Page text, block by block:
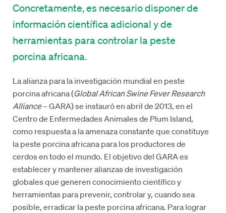
Concretamente, es necesario disponer de
información científica adicional y de
herramientas para controlar la peste
porcina africana.
La alianza para la investigación mundial en peste
porcina africana (Global African Swine Fever Research
Alliance– GARA) se instauró en abril de 2013, en el
Centro de Enfermedades Animales de Plum Island,
como respuesta a la amenaza constante que constituye
la peste porcina africana para los productores de
cerdos en todo el mundo. El objetivo del GARA es
establecer y mantener alianzas de investigación
globales que generen conocimiento científico y
herramientas para prevenir, controlar y, cuando sea
posible, erradicar la peste porcina africana. Para lograr